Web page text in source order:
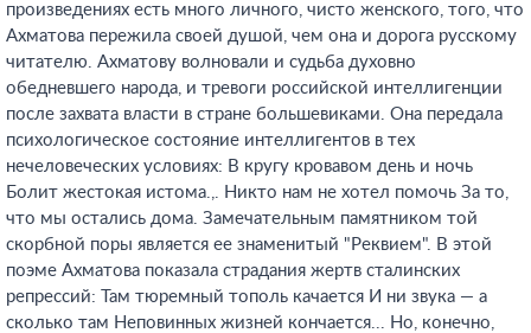
произведениях есть много личного, чисто женского, того, что
Ахматова пережила своей душой, чем она и дорога русскому
читателю. Ахматову волновали и судьба духовно
обедневшего народа, и тревоги российской интеллигенции
после захвата власти в стране большевиками. Она передала
психологическое состояние интеллигентов в тех
нечеловеческих условиях: В кругу кровавом день и ночь
Болит жестокая истома.,. Никто нам не хотел помочь За то,
что мы остались дома. Замечательным памятником той
скорбной поры является ее знаменитый "Реквием". В этой
поэме Ахматова показала страдания жертв сталинских
репрессий: Там тюремный тополь качается И ни звука — а
сколько там Неповинных жизней кончается... Но, конечно,